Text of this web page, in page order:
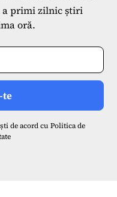
a primi zilnic știri
oră.
de acord cu Politica de